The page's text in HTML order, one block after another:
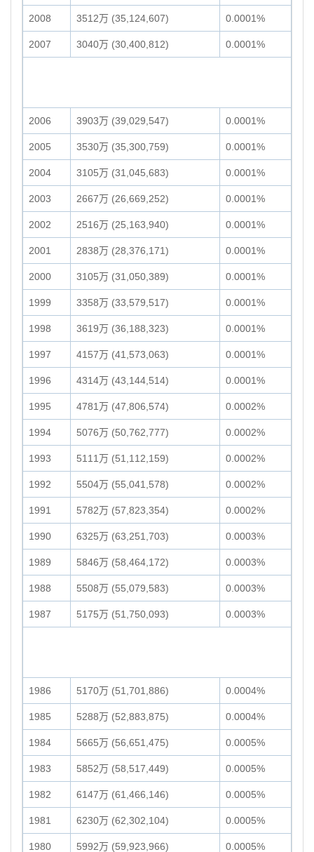
2008 3512万 (35,124,607) 0.0001%
2007 3040万 (30,400,812) 0.0001%
2006 3903万 (39,029,547) 0.0001%
2005 3530万 (35,300,759) 0.0001%
2004 3105万 (31,045,683) 0.0001%
2003 2667万 (26,669,252) 0.0001%
2002 2516万 (25,163,940) 0.0001%
2001 2838万 (28,376,171) 0.0001%
2000 3105万 (31,050,389) 0.0001%
1999 3358万 (33,579,517) 0.0001%
1998 3619万 (36,188,323) 0.0001%
1997 4157万 (41,573,063) 0.0001%
1996 4314万 (43,144,514) 0.0001%
1995 4781万 (47,806,574) 0.0002%
1994 5076万 (50,762,777) 0.0002%
1993 5111万 (51,112,159) 0.0002%
1992 5504万 (55,041,578) 0.0002%
1991 5782万 (57,823,354) 0.0002%
1990 6325万 (63,251,703) 0.0003%
1989 5846万 (58,464,172) 0.0003%
1988 5508万 (55,079,583) 0.0003%
1987 5175万 (51,750,093) 0.0003%
1986 5170万 (51,701,886) 0.0004%
1985 5288万 (52,883,875) 0.0004%
1984 5665万 (56,651,475) 0.0005%
1983 5852万 (58,517,449) 0.0005%
1982 6147万 (61,466,146) 0.0005%
1981 6230万 (62,302,104) 0.0005%
1980 5992万 (59,923,966) 0.0005%